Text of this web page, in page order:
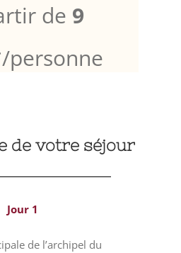
de 9
personne
de votre séjour
Jour 1
de l’archipel du